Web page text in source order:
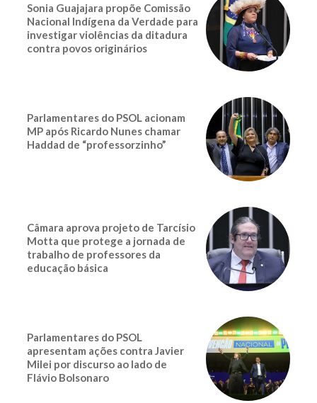
Sonia Guajajara propõe Comissão
Nacional Indígena da Verdade para
investigar violências da ditadura
contra povos originários
Parlamentares do PSOL acionam
MP após Ricardo Nunes chamar
Haddad de “professorzinho”
Câmara aprova projeto de Tarcísio
Motta que protege a jornada de
trabalho de professores da
educação básica
Parlamentares do PSOL
apresentam ações contra Javier
Milei por discurso ao lado de
Flávio Bolsonaro